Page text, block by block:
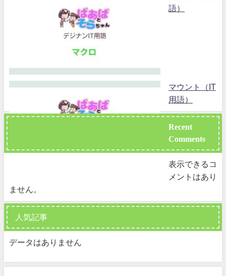
語）
マウント（IT
用語）
Recent
Comments
表示できるコ
メントはあり
ません。
人気記事
データはありません